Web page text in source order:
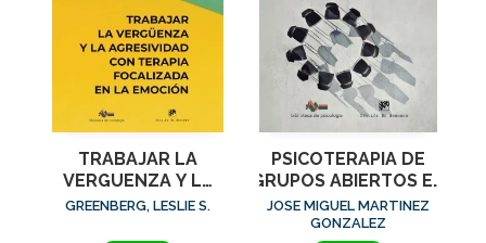
TRABAJAR LA
VERGUENZA Y LA
AGRESIVIDAD CON
GREENBERG, LESLIE S.
PSICOTERAPIA DE
GRUPOS ABIERTOS EN
DROGODEPENDENCIAS
JOSE MIGUEL MARTINEZ
GONZALEZ